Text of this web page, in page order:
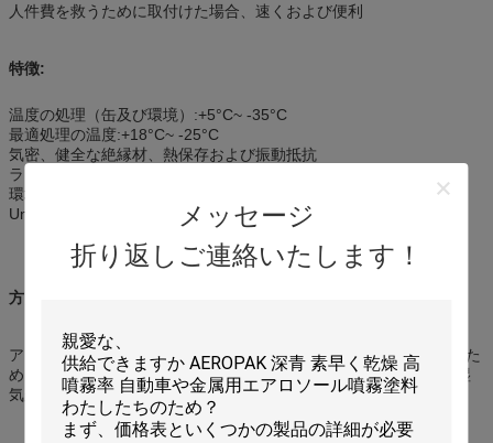
メッセージ
折り返しご連絡いたします！
人件費を救うために取付けた場合、速くおよび便利
特徴:
温度の処理（缶及び環境）:+5°C~ -35°C
最適処理の温度:+18°C~ -25°C
気密、健全な絶縁材、熱保存および振動抵抗
ラッカーを塗ることができる
環境保護
Unresisting紫外放射は、表面の処分推薦される
方向:
アプリケーション領域:特に木のドア、theftproofドア、等の結合のた
めに適していて、取付け、固定、防音および絶縁のシーリング、湿
気があ補強下さい。